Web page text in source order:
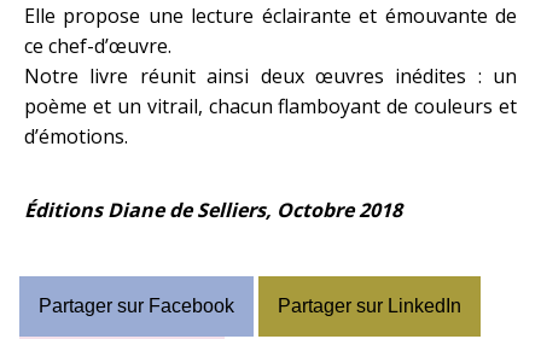
Elle propose une lecture éclairante et émouvante de
ce chef-d’œuvre.
Notre livre réunit ainsi deux œuvres inédites : un
poème et un vitrail, chacun flamboyant de couleurs et
d’émotions.
Éditions Diane de Selliers, Octobre 2018
Partager sur Facebook Partager sur LinkedIn